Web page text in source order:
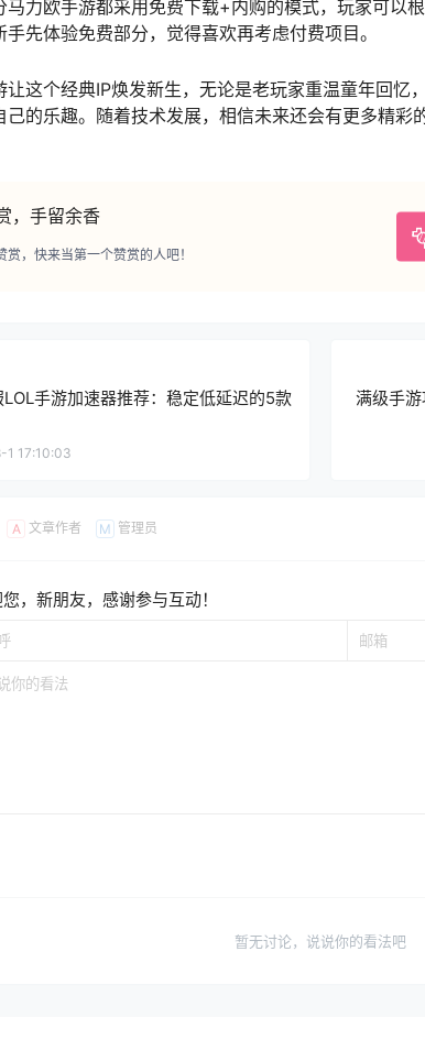
马力欧手游都采用免费下载+内购的模式，玩家可以
手先体验免费部分，觉得喜欢再考虑付费项目。
让这个经典IP焕发新生，无论是老玩家重温童年回忆
己的乐趣。随着技术发展，相信未来还会有更多精彩
，手留余香
赏，快来当第一个赞赏的人吧！
手游加速器推荐：稳定低延迟的5款
1 17:10:03
满级手
A 文章作者 M 管理员
，新朋友，感谢参与互动！
暂无讨论，说说你的看法吧